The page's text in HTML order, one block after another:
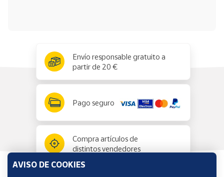
Envío responsable gratuito a
partir de 20 €
Pago seguro
Compra artículos de
distintos vendedores
AVISO DE COOKIES